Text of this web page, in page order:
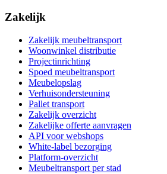
Zakelijk
Zakelijk meubeltransport
Woonwinkel distributie
Projectinrichting
Spoed meubeltransport
Meubelopslag
Verhuisondersteuning
Pallet transport
Zakelijk overzicht
Zakelijke offerte aanvragen
API voor webshops
White-label bezorging
Platform-overzicht
Meubeltransport per stad